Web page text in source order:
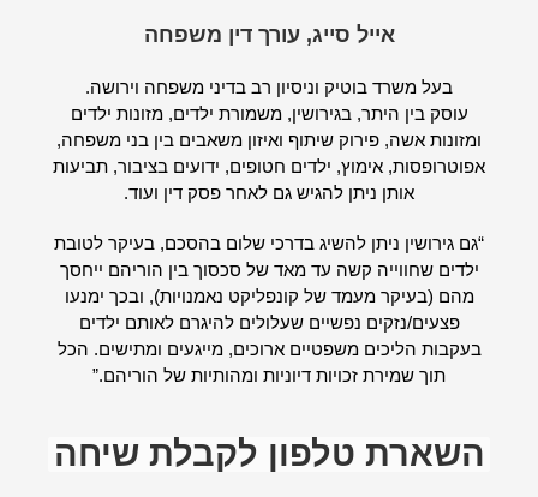
אייל סייג, עורך דין משפחה
בעל משרד בוטיק וניסיון רב בדיני משפחה וירושה.
עוסק בין היתר, בגירושין, משמורת ילדים, מזונות ילדים
ומזונות אשה, פירוק שיתוף ואיזון משאבים בין בני משפחה,
אפוטרופסות, אימוץ, ילדים חטופים, ידועים בציבור, תביעות
אותן ניתן להגיש גם לאחר פסק דין ועוד.
“גם גירושין ניתן להשיג בדרכי שלום בהסכם, בעיקר לטובת
ילדים שחווייה קשה עד מאד של סכסוך בין הוריהם ייחסך
מהם (בעיקר מעמד של קונפליקט נאמנויות), ובכך ימנעו
פצעים/נזקים נפשיים שעלולים להיגרם לאותם ילדים
בעקבות הליכים משפטיים ארוכים, מייגעים ומתישים. הכל
תוך שמירת זכויות דיוניות ומהותיות של הוריהם.”
השארת טלפון לקבלת שיחה